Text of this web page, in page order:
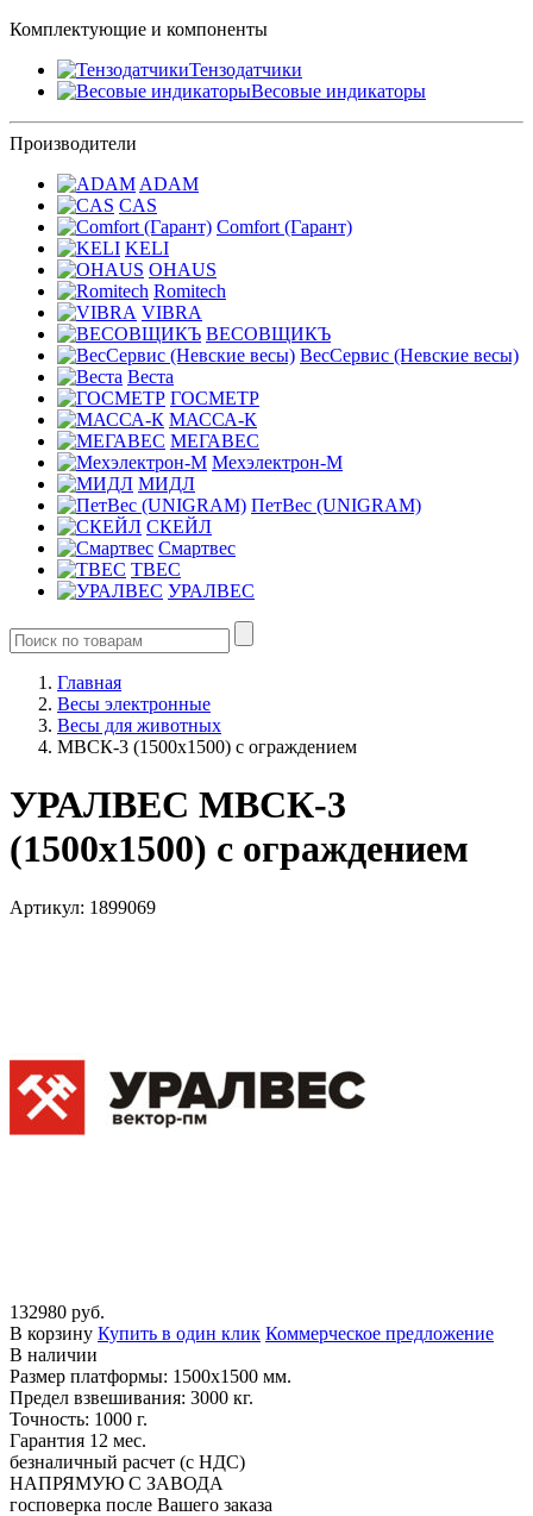
Комплектующие и компоненты
Тензодатчики
Весовые индикаторы
Производители
ADAM
CAS
Comfort (Гарант)
KELI
OHAUS
Romitech
VIBRA
ВЕСОВЩИКЪ
ВесСервис (Невские весы)
Веста
ГОСМЕТР
МАССА-К
МЕГАВЕС
Мехэлектрон-М
МИДЛ
ПетВес (UNIGRAM)
СКЕЙЛ
Смартвес
ТВЕС
УРАЛВЕС
Главная
Весы электронные
Весы для животных
МВСК-3 (1500х1500) с ограждением
УРАЛВЕС МВСК-3
(1500х1500) с ограждением
Артикул: 1899069
132980 руб.
В корзину Купить в один клик Коммерческое предложение
В наличии
Размер платформы: 1500х1500 мм.
Предел взвешивания: 3000 кг.
Точность: 1000 г.
Гарантия 12 мес.
безналичный расчет (с НДС)
НАПРЯМУЮ С ЗАВОДА
госповерка после Вашего заказа